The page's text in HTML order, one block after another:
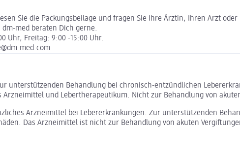
Sie die Packungsbeilage und fragen Sie Ihre Ärztin, Ihren Arzt
dm-med beraten Dich gerne.
Uhr, Freitag: 9:00 -15:00 Uhr.
med.com
unterstützenden Behandlung bei chronisch-entzündlichen
Arzneimittel und Lebertherapeutikum. Nicht zur Behandlung von
Arzneimittel bei Lebererkrankungen. Zur unterstützenden
Das Arzneimittel ist nicht zur Behandlung von akuten